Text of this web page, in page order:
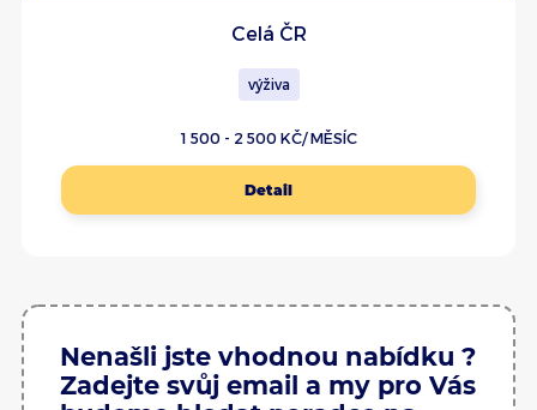
Celá ČR
výživa
1 500 - 2 500 KČ/ MĚSÍC
Detail
Nenašli jste vhodnou nabídku ?
Zadejte svůj email a my pro Vás